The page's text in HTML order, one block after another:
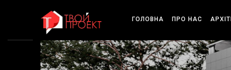
ГОЛОВНА ПРО НАС